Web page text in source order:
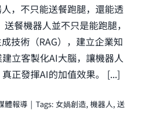
，不只能送餐跑腿，還能透
餐機器人並不只是能跑腿，
技術（RAG），建立企業知
立客製化AI大腦，讓機器人
正發揮AI的加值效果。 [...]
體報導 | Tags: 女媧創造, 機器人, 送